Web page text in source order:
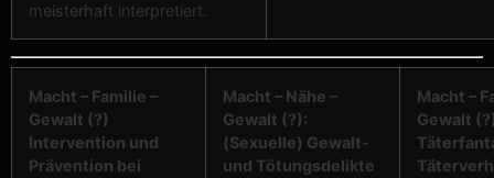
meisterhaft interpretiert.
Macht – Familie –
Gewalt (?)
Intervention und
Prävention bei
Macht – Nähe –
Gewalt (?):
(Sexuelle) Gewalt-
und Tötungsdelikte
Macht –
Gewalt